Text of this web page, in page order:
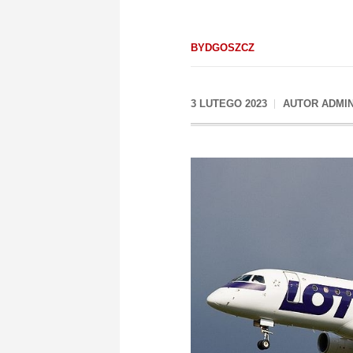
BYDGOSZCZ
3 LUTEGO 2023 AUTOR